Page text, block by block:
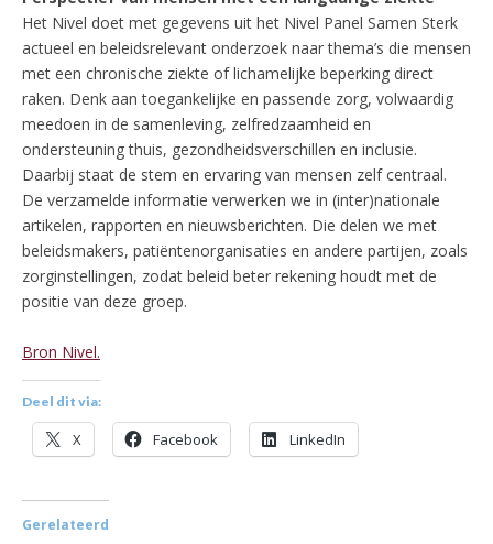
Het Nivel doet met gegevens uit het Nivel Panel Samen Sterk
actueel en beleidsrelevant onderzoek naar thema’s die mensen
met een chronische ziekte of lichamelijke beperking direct
raken. Denk aan toegankelijke en passende zorg, volwaardig
meedoen in de samenleving, zelfredzaamheid en
ondersteuning thuis, gezondheidsverschillen en inclusie.
Daarbij staat de stem en ervaring van mensen zelf centraal.
De verzamelde informatie verwerken we in (inter)nationale
artikelen, rapporten en nieuwsberichten. Die delen we met
beleidsmakers, patiëntenorganisaties en andere partijen, zoals
zorginstellingen, zodat beleid beter rekening houdt met de
positie van deze groep.
Bron Nivel.
Deel dit via:
X Facebook LinkedIn
Gerelateerd